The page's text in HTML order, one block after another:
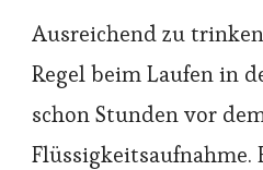
Ausreichend zu
Regel beim Laufen in
schon Stunden vor
Flüssigkeitsaufnahme.